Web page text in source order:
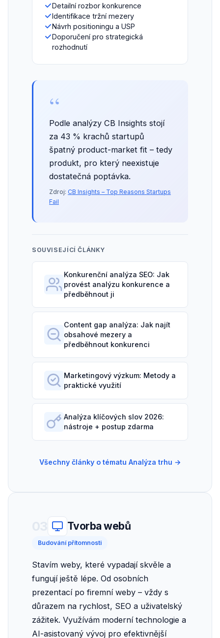
Detailní rozbor konkurence
Identifikace tržní mezery
Návrh positioningu a USP
Doporučení pro strategická
rozhodnutí
“
Podle analýzy CB Insights stojí
za 43 % krachů startupů
špatný product-market fit – tedy
produkt, pro který neexistuje
dostatečná poptávka.
Zdroj: CB Insights – Top Reasons Startups
Fail
SOUVISEJÍCÍ ČLÁNKY
Konkurenční analýza SEO: Jak
provést analýzu konkurence a
předběhnout ji
Content gap analýza: Jak najít
obsahové mezery a
předběhnout konkurenci
Marketingový výzkum: Metody a
praktické využití
Analýza klíčových slov 2026:
nástroje + postup zdarma
Všechny články o tématu Analýza trhu →
Tvorba webů
Budování přítomnosti
Stavím weby, které vypadají skvěle a
fungují ještě lépe. Od osobních
prezentací po firemní weby – vždy s
důrazem na rychlost, SEO a uživatelský
zážitek. Využívám moderní technologie a
AI-asistovaný vývoj pro efektivnější